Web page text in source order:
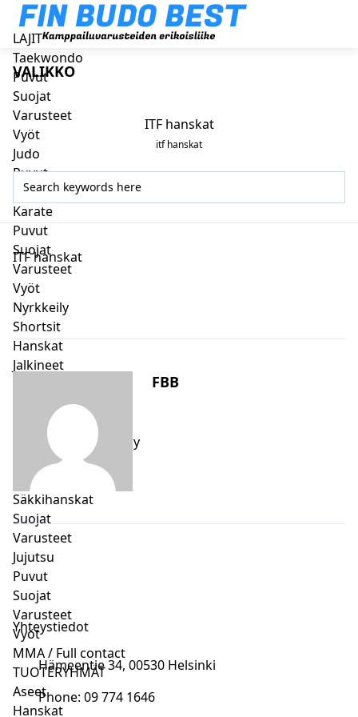
LAJIT
Taekwondo
Puvut
Suojat
Varusteet
Vyöt
Judo
Puvut
Vyöt
Karate
Puvut
Suojat
Varusteet
Vyöt
Nyrkkeily
Shortsit
Hanskat
Jalkineet
Varusteet
Thai / potkunyrkkeily
Housut / shortsit
Hanskat
Säkkihanskat
Suojat
Varusteet
Jujutsu
Puvut
Suojat
Varusteet
Vyöt
MMA / Full contact
TUOTERYHMÄT
Aseet
Hanskat
VALIKKO
ITF hanskat
itf hanskat
ITF hanskat
FBB
Yhteystiedot
Hämeentie 34, 00530 Helsinki
Phone: 09 774 1646